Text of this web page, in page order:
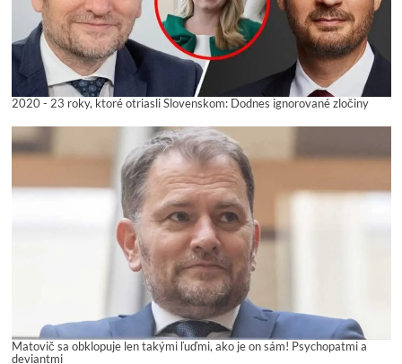
2020 - 23 roky, ktoré otriasli Slovenskom: Dodnes ignorované zločiny
Matovič sa obklopuje len takými ľuďmi, ako je on sám! Psychopatmi a
deviantmi